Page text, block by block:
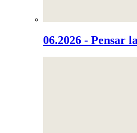
06.2026 - Pensar